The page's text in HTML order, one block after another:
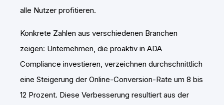
alle Nutzer profitieren.
Konkrete Zahlen aus verschiedenen Branchen
zeigen: Unternehmen, die proaktiv in ADA
Compliance investieren, verzeichnen durchschnittlich
eine Steigerung der Online-Conversion-Rate um 8 bis
12 Prozent. Diese Verbesserung resultiert aus der